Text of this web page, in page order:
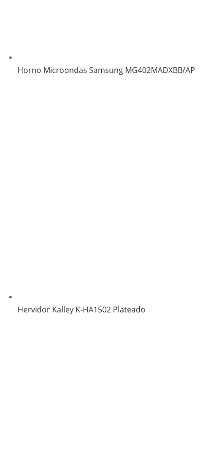
Horno Microondas Samsung MG402MADXBB/AP
Hervidor Kalley K-HA1502 Plateado